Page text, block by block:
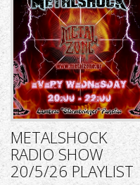
METALSHOCK
RADIO SHOW
20/5/26 PLAYLIST